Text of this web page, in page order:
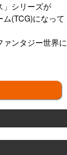
」シリーズが
(TCG)になって
ンタジー世界に
ンタジー世界をカ
ち上がりハラドン